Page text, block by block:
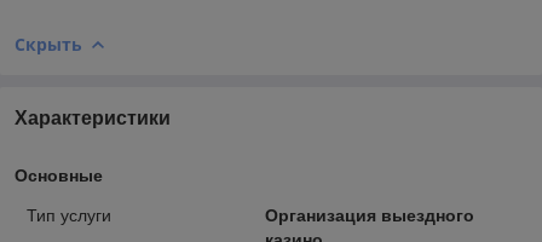
Скрыть
Характеристики
Основные
Тип услуги
Организация выездного